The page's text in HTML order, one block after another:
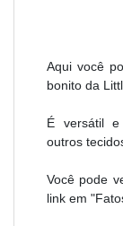
Aqui você
bonito da
É versátil e
outros
Você pode
link em